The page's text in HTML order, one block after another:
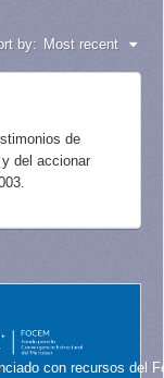
by: Most recent
de
del accionar
con recursos del